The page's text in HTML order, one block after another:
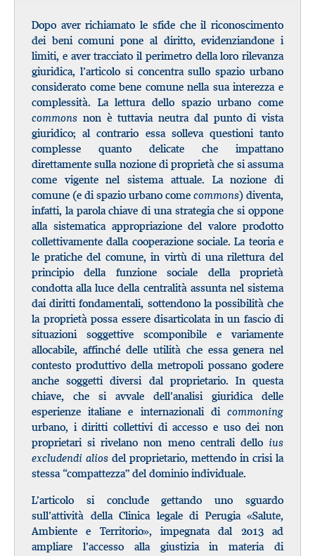
Dopo aver richiamato le sfide che il riconoscimento
dei beni comuni pone al diritto, evidenziandone i
limiti, e aver tracciato il perimetro della loro rilevanza
giuridica, l’articolo si concentra sullo spazio urbano
considerato come bene comune nella sua interezza e
complessità. La lettura dello spazio urbano come
commons non è tuttavia neutra dal punto di vista
giuridico; al contrario essa solleva questioni tanto
complesse quanto delicate che impattano
direttamente sulla nozione di proprietà che si assuma
come vigente nel sistema attuale. La nozione di
comune (e di spazio urbano come commons) diventa,
infatti, la parola chiave di una strategia che si oppone
alla sistematica appropriazione del valore prodotto
collettivamente dalla cooperazione sociale. La teoria e
le pratiche del comune, in virtù di una rilettura del
principio della funzione sociale della proprietà
condotta alla luce della centralità assunta nel sistema
dai diritti fondamentali, sottendono la possibilità che
la proprietà possa essere disarticolata in un fascio di
situazioni soggettive scomponibile e variamente
allocabile, affinché delle utilità che essa genera nel
contesto produttivo della metropoli possano godere
anche soggetti diversi dal proprietario. In questa
chiave, che si avvale dell’analisi giuridica delle
esperienze italiane e internazionali di commoning
urbano, i diritti collettivi di accesso e uso dei non
proprietari si rivelano non meno centrali dello ius
excludendi alios del proprietario, mettendo in crisi la
stessa “compattezza” del dominio individuale.
L’articolo si conclude gettando uno sguardo
sull’attività della Clinica legale di Perugia «Salute,
Ambiente e Territorio», impegnata dal 2013 ad
ampliare l’accesso alla giustizia in materia di